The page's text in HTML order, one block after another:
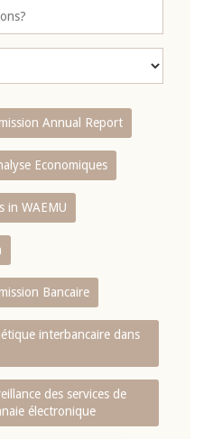
Annual Report
Economiques
in WAEMU
Bancaire
interbancaire dans
des services de
électronique